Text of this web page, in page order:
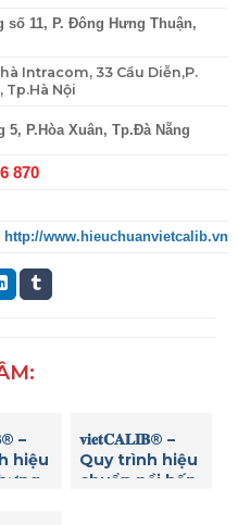
số 11, P. Đông Hưng Thuận,
Intracom, 33 Cầu Diễn,P.
Tp.Hà Nội
5, P.Hòa Xuân, Tp.Đà Nẵng
870
http://www.hieuchuanvietcalib.vn
–
hiệu
𝐯𝐢𝐞𝐭𝐂𝐀𝐋𝐈𝐁® –
Quy trình hiệu
chuẩn nồi hấp